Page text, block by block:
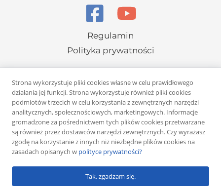
Regulamin
Polityka prywatności
Copyright © 2026 Rafał Żuber
Powered byKlub eMarketera
Strona wykorzystuje pliki cookies własne w celu prawidłowego
działania jej funkcji. Strona wykorzystuje również pliki cookies
podmiotów trzecich w celu korzystania z zewnętrznych narzędzi
analitycznych, społecznościowych, marketingowych. Informacje
gromadzone za pośrednictwem tych plików cookies przetwarzane
są również przez dostawców narzędzi zewnętrznych. Czy wyrażasz
zgodę na korzystanie z innych niż niezbędne plików cookies na
zasadach opisanych w polityce prywatności?
Tak, zgadzam się.